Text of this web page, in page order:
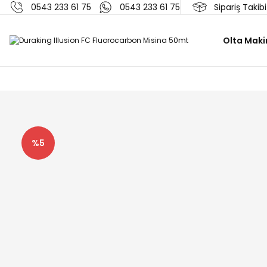
0543 233 61 75 0543 233 61 75 Sipariş Takibi
Olta
%5